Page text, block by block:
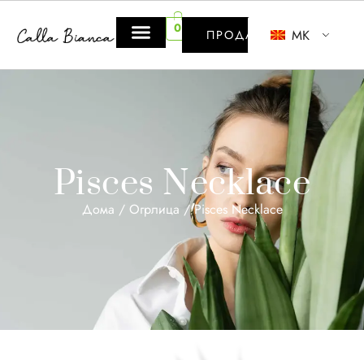
0 ПРОДАВНИЦА
MK
Pisces Necklace
Дома / Огрлица / Pisces Necklace